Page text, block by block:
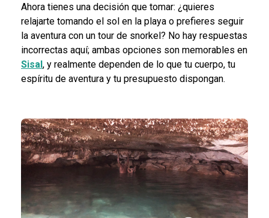
Ahora tienes una decisión que tomar: ¿quieres
relajarte tomando el sol en la playa o prefieres seguir
la aventura con un tour de snorkel? No hay respuestas
incorrectas aquí; ambas opciones son memorables en
Sisal, y realmente dependen de lo que tu cuerpo, tu
espíritu de aventura y tu presupuesto dispongan.